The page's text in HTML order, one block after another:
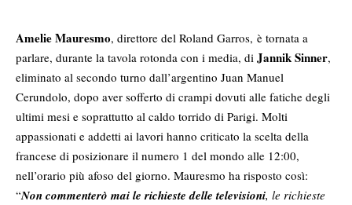
Amelie Mauresmo, direttore del Roland Garros, è tornata a
parlare, durante la tavola rotonda con i media, di Jannik Sinner,
eliminato al secondo turno dall’argentino Juan Manuel
Cerundolo, dopo aver sofferto di crampi dovuti alle fatiche degli
ultimi mesi e soprattutto al caldo torrido di Parigi. Molti
appassionati e addetti ai lavori hanno criticato la scelta della
francese di posizionare il numero 1 del mondo alle 12:00,
nell’orario più afoso del giorno. Mauresmo ha risposto così:
“Non commenterò mai le richieste delle televisioni, le richieste